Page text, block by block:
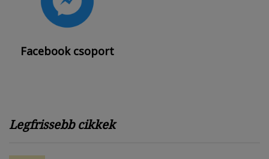
Facebook csoport
Legfrissebb cikkek